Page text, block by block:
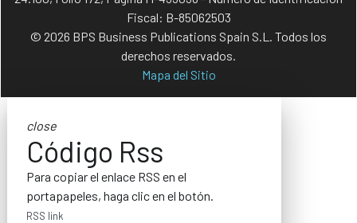
Fiscal: B-85062503
© 2026 BPS Business Publications Spain S.L. Todos los
derechos reservados.
Mapa del Sitio
close
Código Rss
Para copiar el enlace RSS en el
portapapeles, haga clic en el botón.
RSS link